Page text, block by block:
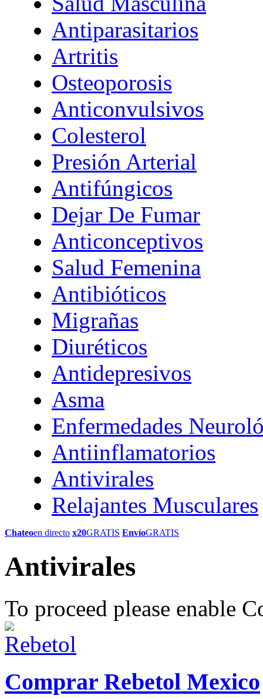
Antiparasitarios
Artritis
Osteoporosis
Anticonvulsivos
Colesterol
Presión Arterial
Antifúngicos
Dejar De Fumar
Anticonceptivos
Salud Femenina
Antibióticos
Migrañas
Diuréticos
Antidepresivos
Asma
Enfermedades
Antiinflamatorios
Antivirales
Relajantes Musculares
Chateoen directo x20GRATIS EnvíoGRATIS
Antivirales
To proceed please enable
Comprar Rebetol Mexico